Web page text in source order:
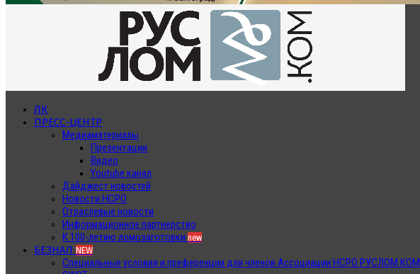
ЛК
ПРЕСС-ЦЕНТР
Медиаматериалы
Презентации
Видео
Youtube канал
Дайджест новостей
Новости НСРО
Отраслевые новости
Информационное партнерство
К 100-летию ломозаготовки new
БЕЗНАЛ NEW
Специальные условия и преференции для членов Ассоциации НСРО РУСЛОМ.КОМ